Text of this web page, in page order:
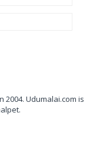
2004. Udumalai.com is